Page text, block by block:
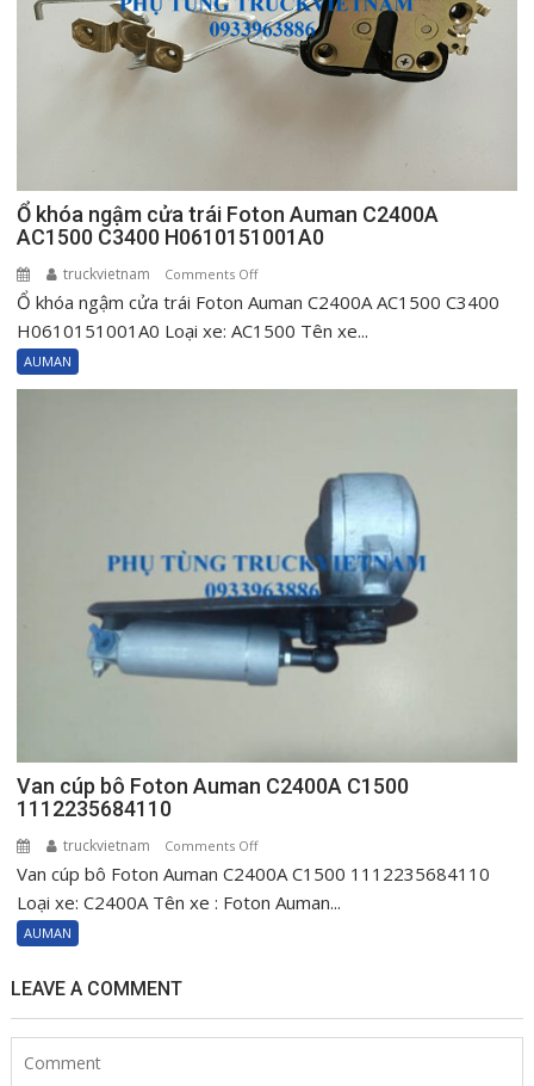
H0610151002A0
Ổ khóa ngậm cửa trái Foton Auman C2400A
AC1500 C3400 H0610151001A0
truckvietnam Comments Offon
Ổ
khóa
H0610151001A0
Ổ khóa ngậm cửa trái Foton Auman C2400A AC1500 C3400
H0610151001A0 Loại xe: AC1500 Tên xe...
AUMAN
Van cúp bô Foton Auman C2400A C1500
1112235684110
truckvietnam Comments Offon
Van
cúp
Van cúp bô Foton Auman C2400A C1500 1112235684110
Loại xe: C2400A Tên xe : Foton Auman...
AUMAN
LEAVE A COMMENT